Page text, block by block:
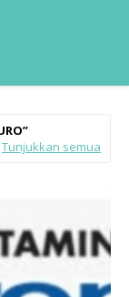
Tunjukkan semua